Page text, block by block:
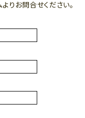
りお問合せください。